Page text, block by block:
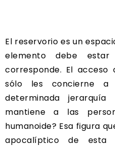
El reservorio es un
elemento debe
corresponde. El acceso
sólo les concierne a
determinada
mantiene a las
humanoide? Esa figura
apocalíptico de esta